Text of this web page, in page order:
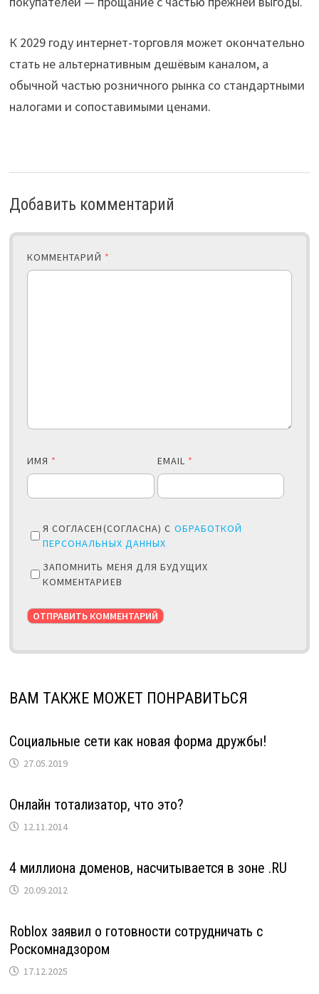
К 2029 году интернет-торговля может окончательно
стать не альтернативным дешёвым каналом, а
обычной частью розничного рынка со стандартными
налогами и сопоставимыми ценами.
Добавить комментарий
КОММЕНТАРИЙ *
ИМЯ * EMAIL *
Я СОГЛАСЕН(СОГЛАСНА) С ОБРАБОТКОЙ
ПЕРСОНАЛЬНЫХ ДАННЫХ
ЗАПОМНИТЬ МЕНЯ ДЛЯ БУДУЩИХ
КОММЕНТАРИЕВ
ВАМ ТАКЖЕ МОЖЕТ ПОНРАВИТЬСЯ
Социальные сети как новая форма дружбы!
27.05.2019
Онлайн тотализатор, что это?
12.11.2014
4 миллиона доменов, насчитывается в зоне .RU
20.09.2012
Roblox заявил о готовности сотрудничать с
Роскомнадзором
17.12.2025